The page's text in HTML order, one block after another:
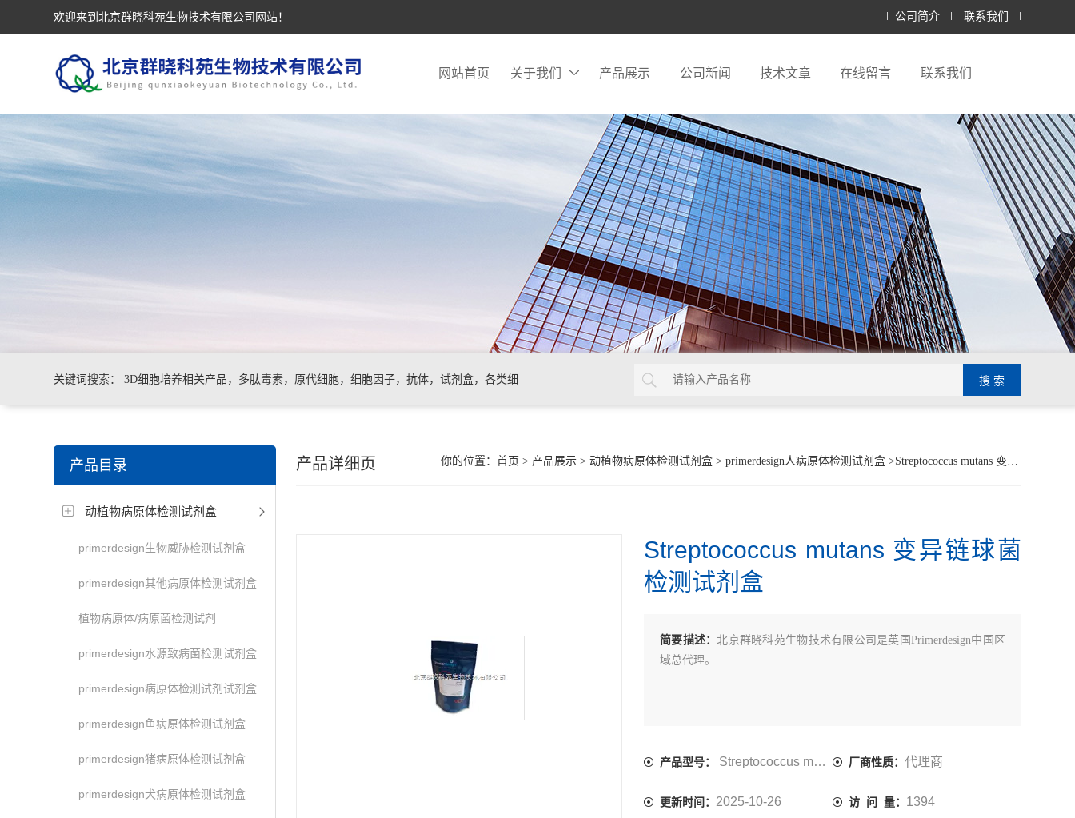
欢迎来到北京群晓科苑生物技术有限公司网站！ 公司简介 联系我们
网站首页 关于我们 产品展示 公司新闻 技术文章 在线留言 联系我们
关键词搜索： 3D细胞培养相关产品，多肽毒素，原代细胞，细胞因子，抗体，试剂盒，各类细
产品目录
动植物病原体检测试剂盒
primerdesign生物威胁检测试剂盒
primerdesign其他病原体检测试剂盒
植物病原体/病原菌检测试剂
primerdesign水源致病菌检测试剂盒
primerdesign病原体检测试剂试剂盒
primerdesign鱼病原体检测试剂盒
primerdesign猪病原体检测试剂盒
primerdesign犬病原体检测试剂盒
你的位置：首页 > 产品展示 >动植物病原体检测试剂盒 >primerdesign人病原体检测试剂盒 >Streptococcus mutans 变异链球菌检测试剂盒
产品详细页
Streptococcus mutans 变异链球菌
检测试剂盒
简要描述：北京群晓科苑生物技术有限公司是英国Primerdesign中国区
域总代理。
产品型号： Streptococcus mutans 厂商性质： 代理商
更新时间： 2025-10-26 访 问 量： 1394